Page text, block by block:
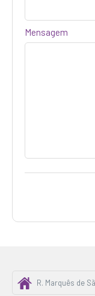
Mensagem
R. Marquês de